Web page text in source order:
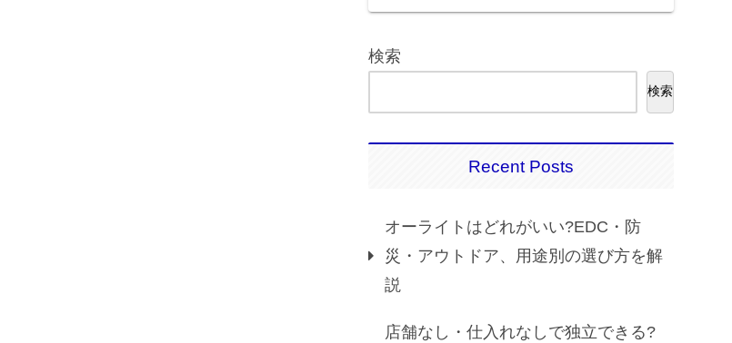
検索
検索
Recent Posts
オーライトはどれがいい?EDC・防
災・アウトドア、用途別の選び方を解
説
店舗なし・仕入れなしで独立できる?